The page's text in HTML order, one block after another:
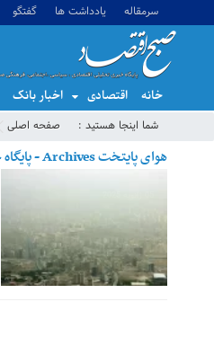
سرمقاله یادداشت ها گفتگو
خانه اقتصادی اخبار بانک
شما اینجا هستید : صفحه اصلی
هوای پایتخت Archives - پایگاه خبری صبح اقتصاد آنلاین،تحلیل اقتصادی،اخبار اقتصادی